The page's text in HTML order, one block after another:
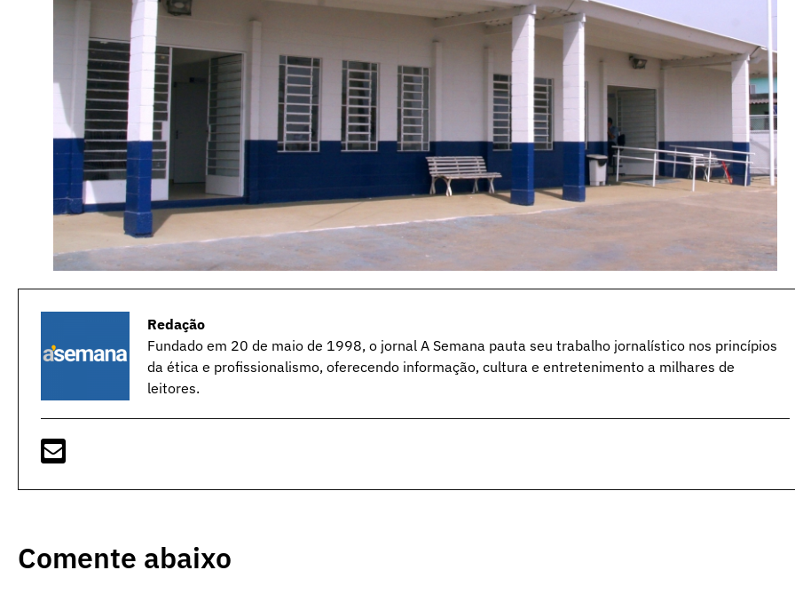
Redação
Fundado em 20 de maio de 1998, o jornal A Semana pauta seu trabalho jornalístico nos princípios
da ética e profissionalismo, oferecendo informação, cultura e entretenimento a milhares de
leitores.
Comente abaixo